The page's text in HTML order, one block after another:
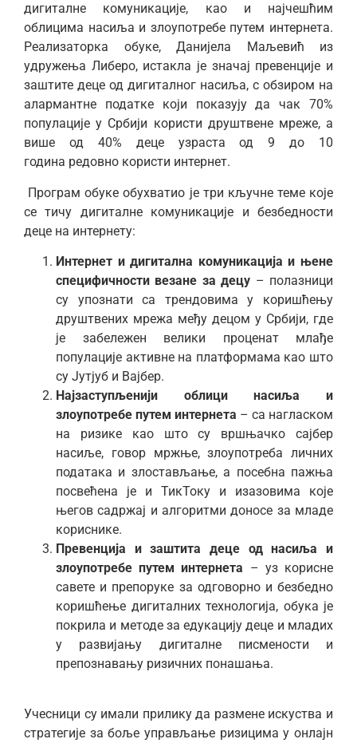
дигиталне комуникације, као и најчешћим
облицима насиља и злоупотребе путем интернета.
Реализаторка обуке, Данијела Маљевић из
удружења Либеро, истакла је значај превенције и
заштите деце од дигиталног насиља, с обзиром на
алармантне податке који показују да чак 70%
популације у Србији користи друштвене мреже, а
више од 40% деце узраста од 9 до 10
година редовно користи интернет.
Програм обуке обухватио је три кључне теме које
се тичу дигиталне комуникације и безбедности
деце на интернету:
Интернет и дигитална комуникација и њене
специфичности везане за децу – полазници
су упознати са трендовима у коришћењу
друштвених мрежа међу децом у Србији, где
је забележен велики проценат млађе
популације активне на платформама као што
су Јутјуб и Вајбер.
Најзаступљенији облици насиља и
злоупотребе путем интернета – са нагласком
на ризике као што су вршњачко сајбер
насиље, говор мржње, злоупотреба личних
података и злостављање, а посебна пажња
посвећена је и ТикТоку и изазовима које
његов садржај и алгоритми доносе за младе
кориснике.
Превенција и заштита деце од насиља и
злоупотребе путем интернета – уз корисне
савете и препоруке за одговорно и безбедно
коришћење дигиталних технологија, обука је
покрила и методе за едукацију деце и младих
у развијању дигиталне писмености и
препознавању ризичних понашања.
Учесници су имали прилику да размене искуства и
стратегије за боље управљање ризицима у онлајн